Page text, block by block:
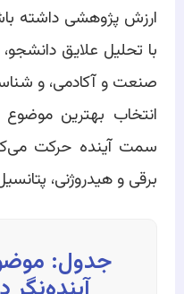
ارزش پژوهشی داشته
با تحلیل علایق
صنعت و آکادمی، و
انتخاب بهترین
سمت آینده حرکت
برقی و هیدروژنی،
جدول: